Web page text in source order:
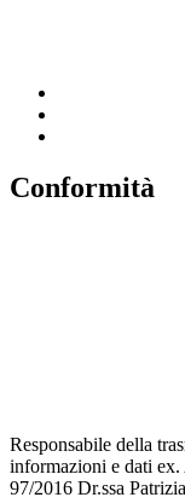
Conformità
Responsabile della
informazioni e dati
97/2016 Dr.ssa